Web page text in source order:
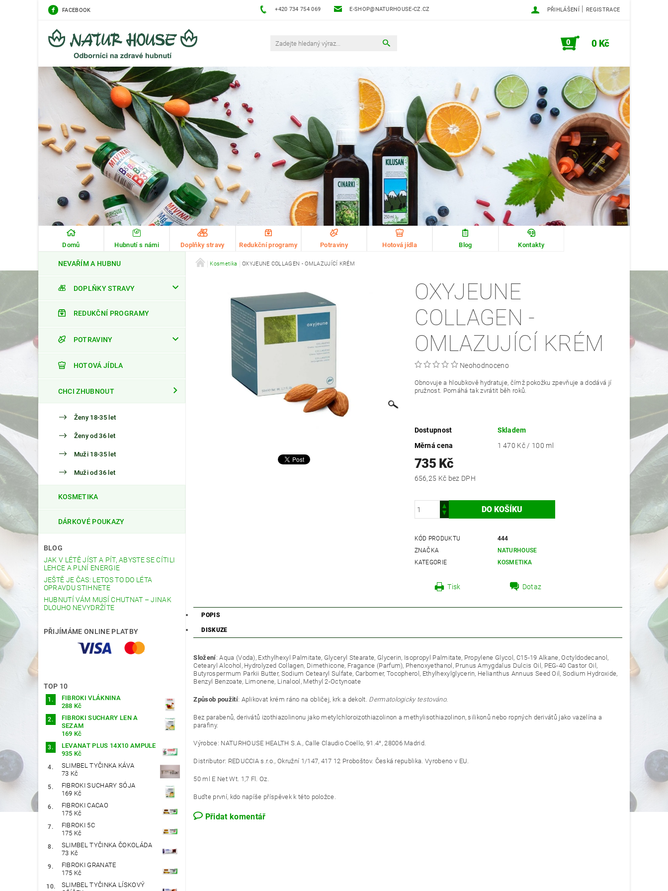
FACEBOOK +420 734 754 069 E-SHOP@NATURHOUSE-CZ.CZ PŘIHLÁŠENÍ | REGISTRACE
0 0 Kč
Domů Hubnutí s námi Doplňky stravy Redukční programy Potraviny Hotová jídla Blog Kontakty
NEVAŘÍM A HUBNU
DOPLŇKY STRAVY
REDUKČNÍ PROGRAMY
POTRAVINY
HOTOVÁ JÍDLA
CHCI ZHUBNOUT
Ženy 18-35 let
Ženy od 36 let
Muži 18-35 let
Muži od 36 let
KOSMETIKA
DÁRKOVÉ POUKAZY
BLOG
JAK V LÉTĚ JÍST A PÍT, ABYSTE SE CÍTILI
LEHCE A PLNÍ ENERGIE
JEŠTĚ JE ČAS: LETOS TO DO LÉTA
OPRAVDU STIHNETE
HUBNUTÍ VÁM MUSÍ CHUTNAT – JINAK
DLOUHO NEVYDRŽÍTE
PŘIJÍMÁME ONLINE PLATBY
TOP 10
FIBROKI VLÁKNINA
288 Kč
FIBROKI SUCHARY LEN A
SEZAM
169 Kč
LEVANAT PLUS 14X10 AMPULE
935 Kč
SLIMBEL TYČINKA KÁVA
73 Kč
FIBROKI SUCHARY SÓJA
169 Kč
FIBROKI CACAO
175 Kč
FIBROKI 5C
175 Kč
SLIMBEL TYČINKA ČOKOLÁDA
73 Kč
FIBROKI GRANATE
175 Kč
SLIMBEL TYČINKA LÍSKOVÝ
Kosmetika OXYJEUNE COLLAGEN - OMLAZUJÍCÍ KRÉM
OXYJEUNE
COLLAGEN -
OMLAZUJÍCÍ KRÉM
Neohodnoceno
Obnovuje a hloubkově hydratuje, čímž pokožku zpevňuje a dodává jí
pružnost. Pomáhá tak zvrátit běh roků.
Dostupnost
Skladem
Měrná cena
1 470 Kč / 100 ml
735 Kč
656,25 Kč bez DPH
KÓD PRODUKTU
444
ZNAČKA
NATURHOUSE
KATEGORIE
KOSMETIKA
Tisk Dotaz
POPIS
DISKUZE
Složení: Aqua (Voda), Exthylhexyl Palmitate, Glyceryl Stearate, Glycerin, Isopropyl Palmitate, Propylene Glycol, C15-19 Alkane, Octyldodecanol,
Cetearyl Alcohol, Hydrolyzed Collagen, Dimethicone, Fragance (Parfum), Phenoxyethanol, Prunus Amygdalus Dulcis Oil, PEG-40 Castor Oil,
Butyrospermum Parkii Butter, Sodium Cetearyl Sulfate, Carbomer, Tocopherol, Ethylhexylglycerin, Helianthus Annuus Seed Oil, Sodium Hydroxide,
Benzyl Benzoate, Limonene, Linalool, Methyl 2-Octynoate
Způsob použití: Aplikovat krém ráno na obličej, krk a dekolt. Dermatologicky testováno.
Bez parabenů, derivátů izothiazolinonu jako metylchloroizothiazolinon a methylisothiazolinon, silikonů nebo ropných derivátů jako vazelína a
parafiny.
Výrobce: NATURHOUSE HEALTH S.A., Calle Claudio Coello, 91.4°, 28006 Madrid.
Distributor: REDUCCIA s.r.o., Okružní 1/147, 417 12 Proboštov. Česká republika. Vyrobeno v EU.
50 ml E Net Wt. 1,7 Fl. Oz.
Buďte první, kdo napíše příspěvek k této položce.
Přidat komentář